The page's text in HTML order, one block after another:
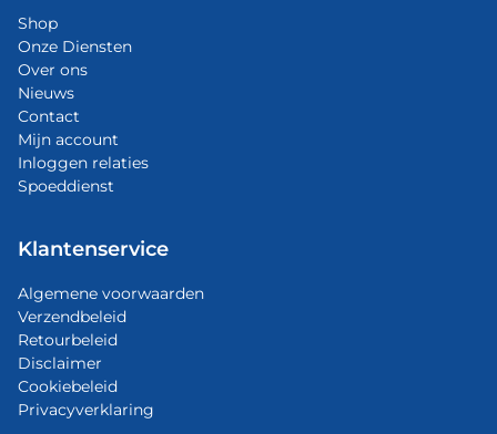
Shop
Onze Diensten
Over ons
Nieuws
Contact
Mijn account
Inloggen relaties
Spoeddienst
Klantenservice
Algemene voorwaarden
Verzendbeleid
Retourbeleid
Disclaimer
Cookiebeleid
Privacyverklaring